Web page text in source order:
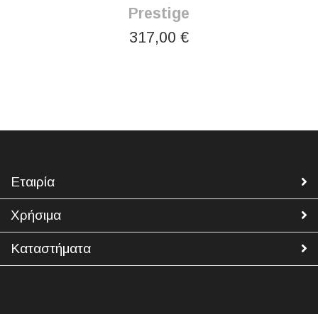
Prestige
317,00 €
Εταιρία
Χρήσιμα
Καταστήματα